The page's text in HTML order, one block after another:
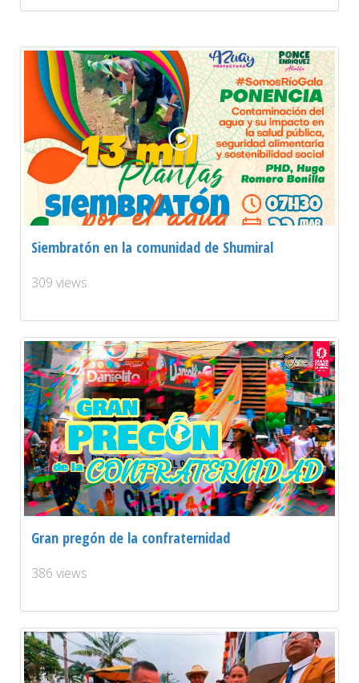
Siembratón en la comunidad de Shumiral
309 views
Gran pregón de la confraternidad
386 views